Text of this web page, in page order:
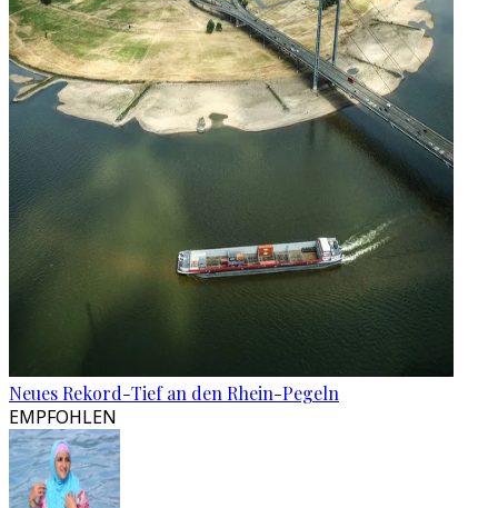
Neues Rekord-Tief an den Rhein-Pegeln
EMPFOHLEN